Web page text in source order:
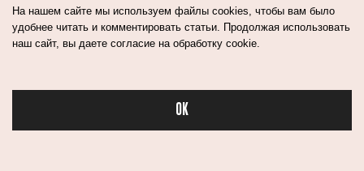
альдегидов, ладана,
пачулей, белого
На нашем сайте мы используем файлы cookies, чтобы вам было
удобнее читать и комментировать статьи. Продолжая использовать
наш сайт, вы даете согласие на обработку cookie.
OK